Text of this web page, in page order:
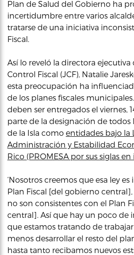
Plan de Salud del Gobierno ha
incertidumbre entre varios
tratarse de una iniciativa
Fiscal.
Así lo reveló la directora ejecutiva
Control Fiscal (JCF), Natalie
esta preocupación ha
de los planes fiscales
deben ser entregados el viernes,
parte de la designación de todos
de la Isla como entidades bajo la
Administración y Estabilidad
Rico (PROMESA por sus siglas en
‘Nosotros creemos que esa ley
Plan Fiscal [del gobierno
no son consistentes con el Plan
central]. Así que hay un poco de
que estamos tratando de
menos desarrollar el resto del
hasta tanto recibamos nuevos